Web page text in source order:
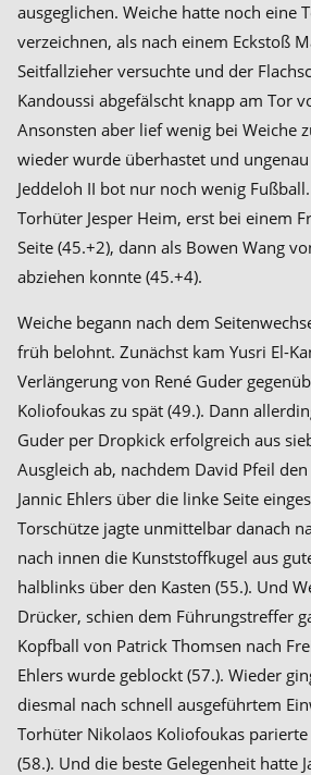
ausgeglichen. Weiche hatte noch eine
verzeichnen, als nach einem Eckstoß
Seitfallzieher versuchte und der
Kandoussi abgefälscht knapp am Tor
Ansonsten aber lief wenig bei Weiche
wieder wurde überhastet und
Jeddeloh II bot nur noch wenig
Torhüter Jesper Heim, erst bei einem
Seite (45.+2), dann als Bowen Wang
abziehen konnte (45.+4).
Weiche begann nach dem
früh belohnt. Zunächst kam Yusri El-
Verlängerung von René Guder
Koliofoukas zu spät (49.). Dann
Guder per Dropkick erfolgreich aus
Ausgleich ab, nachdem David Pfeil
Jannic Ehlers über die linke Seite
Torschütze jagte unmittelbar danach
nach innen die Kunststoffkugel aus
halblinks über den Kasten (55.). Und
Drücker, schien dem Führungstreffer
Kopfball von Patrick Thomsen nach
Ehlers wurde geblockt (57.). Wieder
diesmal nach schnell ausgeführtem
Torhüter Nikolaos Koliofoukas
(58.). Und die beste Gelegenheit hatte